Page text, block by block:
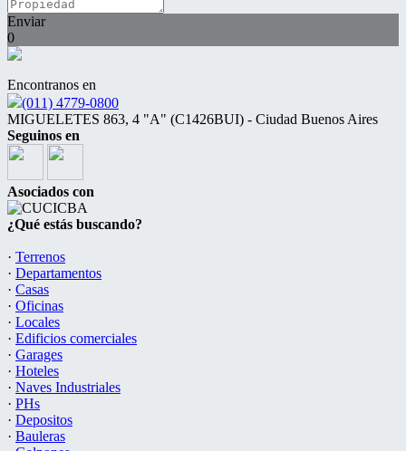
Enviar
0
Encontranos en
(011) 4779-0800
MIGUELETES 863, 4 "A" (C1426BUI) - Ciudad Buenos Aires
Seguinos en
Asociados con
¿Qué estás buscando?
· Terrenos
· Departamentos
· Casas
· Oficinas
· Locales
· Edificios comerciales
· Garages
· Hoteles
· Naves Industriales
· PHs
· Depositos
· Bauleras